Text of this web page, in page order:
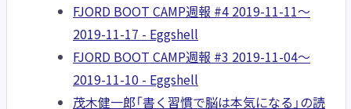
FJORD BOOT CAMP週報 #4 2019-11-11〜
2019-11-17 - Eggshell
FJORD BOOT CAMP週報 #3 2019-11-04〜
2019-11-10 - Eggshell
茂木健一郎「書く習慣で脳は本気になる」の読